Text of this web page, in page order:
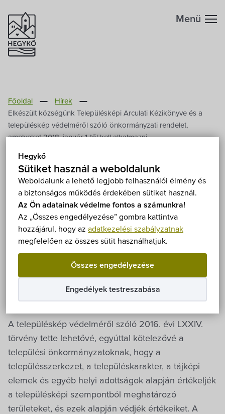
Hegykő
Sütiket használ a weboldalunk
Weboldalunk a lehető legjobb felhasználói élmény és
a biztonságos működés érdekében sütiket használ.
Az Ön adatainak védelme fontos a számunkra!
Az „Összes engedélyezése” gombra kattintva
hozzájárul, hogy az adatkezelési szabályzatnak
megfelelően az összes sütit használhatjuk.
Összes engedélyezése
Engedélyek testreszabása
Megközelítés
Fontos telefonszámok
Földrajzi adottság
Éghajlat
Hegykő történelme
Szabadidő
Éttermek
Programok
Önkormányzat
Hírek
Képviselő-testület
Választási információk
Közoktatási Intézmények
Menü
Főoldal
Hírek
Elkészült községünk Településképi Arculati Kézikönyve és a
településkép védelméről szóló önkormányzati rendelet,
amelyeket 2018. január 1-től kell alkalmazni
Elkészült községünk
Településképi Arculati
Kézikönyve és a
településkép védelméről
szóló önkormányzati
rendelet, amelyeket 2018.
január 1-től kell alkalmazni
2017. December 22.
A településkép védelméről szóló 2016. évi LXXIV.
törvény tette lehetővé, egyúttal kötelezővé a
települési önkormányzatoknak, hogy a
településszerkezet, a településkarakter, a tájképi
elemek és egyéb helyi adottságok alapján értékeljék
a településképi szempontból meghatározó
területeket, és ezek alapján védjék értékeiket. A